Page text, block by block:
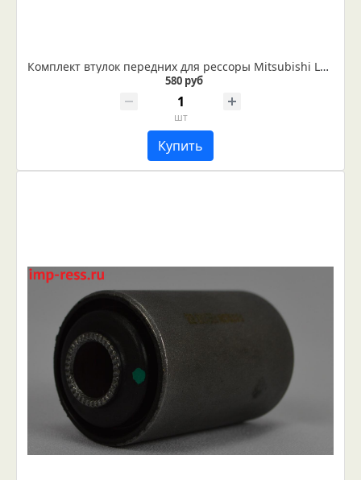
Комплект втулок передних для рессоры Мitsubishi L200
580 руб
шт
Купить